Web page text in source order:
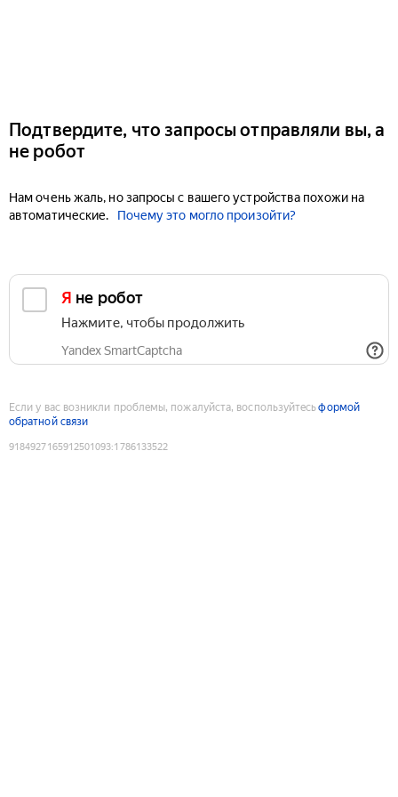
Подтвердите, что запросы отправляли вы, а
не робот
Нам очень жаль, но запросы с вашего устройства похожи на
автоматические.
Почему это могло произойти?
Я не робот
Нажмите, чтобы продолжить
Yandex SmartCaptcha
Если у вас возникли проблемы, пожалуйста, воспользуйтесьформой
обратной связи
9184927165912501093:1786133522